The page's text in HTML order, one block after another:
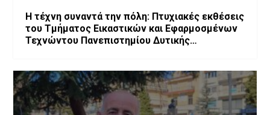
Η τέχνη συναντά την πόλη: Πτυχιακές εκθέσεις
του Τμήματος Εικαστικών και Εφαρμοσμένων
Τεχνώντου Πανεπιστημίου Δυτικής